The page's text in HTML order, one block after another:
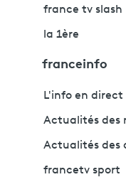
france tv slash
la 1ère
franceinfo
L'info en direct
Actualités des
Actualités des
francetv sport